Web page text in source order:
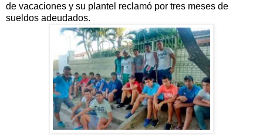
de vacaciones y su plantel reclamó por tres meses de
sueldos adeudados.